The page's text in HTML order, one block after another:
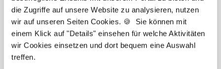
die Zugriffe auf unsere Website zu analysieren, nutzen
wir auf unseren Seiten Cookies. 🍪 Sie können mit
einem Klick auf "Details" einsehen für welche Aktivitäten
wir Cookies einsetzen und dort bequem eine Auswahl
treffen.
Newsletter-Service: Ich möchte über
Neuigkeiten in der Allgemeinmedizin
informiert werden und Tipps zur Jobsuche